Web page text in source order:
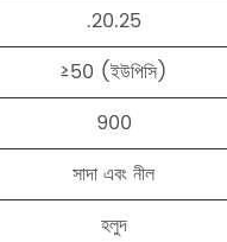
.20.25
≥50 (ইউপিসি)
900
সাদা এবং নীল
হলুদ